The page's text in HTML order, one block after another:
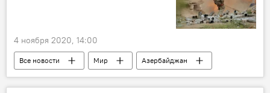
4 ноября 2020, 14:00
Все новости Мир
Азербайджан
Нагорный Карабах